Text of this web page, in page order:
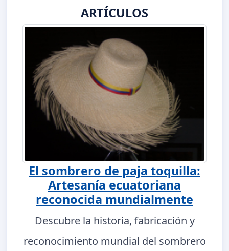
ARTÍCULOS
El sombrero de paja toquilla:
Artesanía ecuatoriana
reconocida mundialmente
Descubre la historia, fabricación y
reconocimiento mundial del sombrero